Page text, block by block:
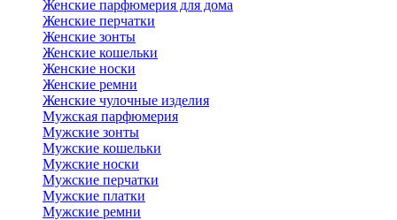
Женские парфюмерия для дома
Женские перчатки
Женские зонты
Женские кошельки
Женские носки
Женские ремни
Женские чулочные изделия
Мужская парфюмерия
Мужские зонты
Мужские кошельки
Мужские носки
Мужские перчатки
Мужские платки
Мужские ремни